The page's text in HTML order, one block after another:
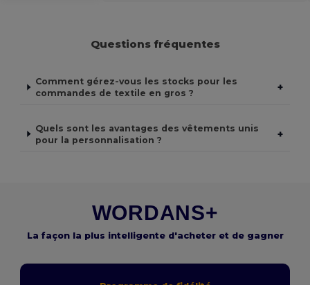
Questions fréquentes
Comment gérez-vous les stocks pour les
commandes de textile en gros ?
+
Quels sont les avantages des vêtements unis
pour la personnalisation ?
+
WORDANS+
La façon la plus intelligente d'acheter et de gagner